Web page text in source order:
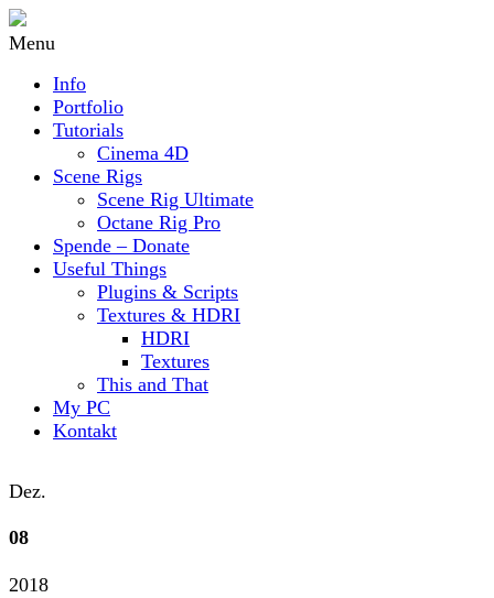
Menu
Info
Portfolio
Tutorials
Cinema 4D
Scene Rigs
Scene Rig Ultimate
Octane Rig Pro
Spende – Donate
Useful Things
Plugins & Scripts
Textures & HDRI
HDRI
Textures
This and That
My PC
Kontakt
Dez.
08
2018